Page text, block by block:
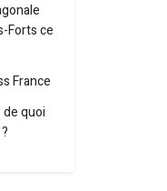
Forts ce
France
quoi